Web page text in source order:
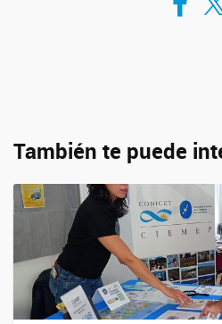
También te puede